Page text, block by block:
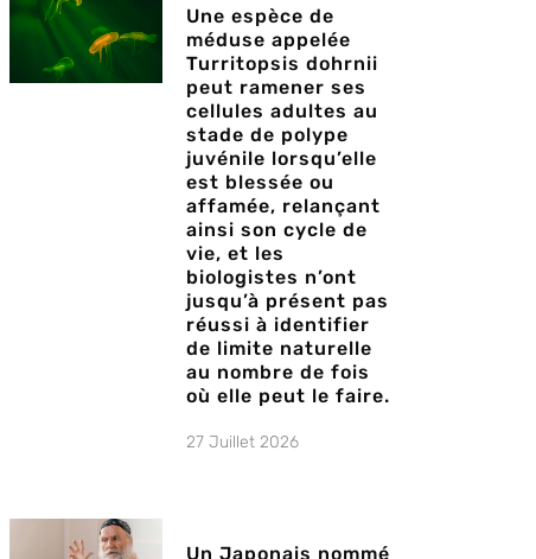
Une espèce de
méduse appelée
Turritopsis dohrnii
peut ramener ses
cellules adultes au
stade de polype
juvénile lorsqu’elle
est blessée ou
affamée, relançant
ainsi son cycle de
vie, et les
biologistes n’ont
jusqu’à présent pas
réussi à identifier
de limite naturelle
au nombre de fois
où elle peut le faire.
27 Juillet 2026
Un Japonais nommé